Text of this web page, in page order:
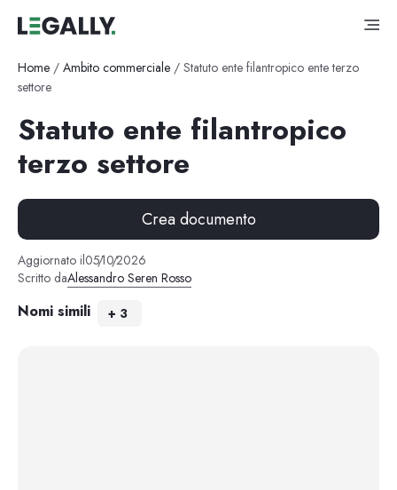
Home / Ambito commerciale / Statuto ente filantropico ente terzo
settore
Statuto ente filantropico
terzo settore
Crea documento
Aggiornato il05/10/2026
Scritto daAlessandro Seren Rosso
Nomi simili + 3